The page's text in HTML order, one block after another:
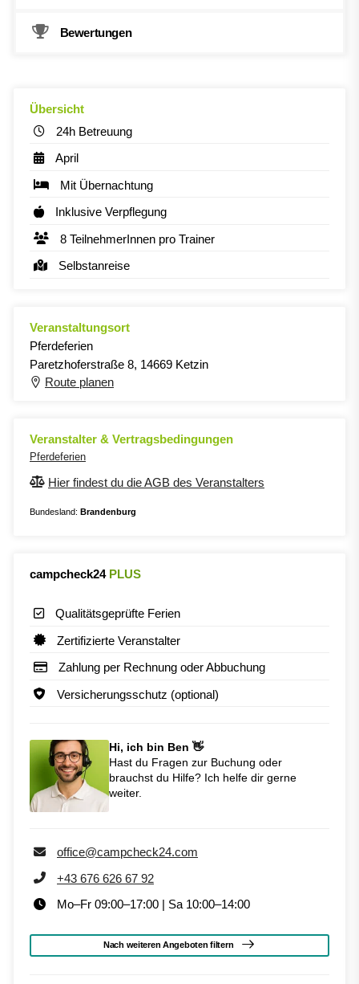
Bewertungen
Übersicht
24h Betreuung
April
Mit Übernachtung
Inklusive Verpflegung
8 TeilnehmerInnen pro Trainer
Selbstanreise
Veranstaltungsort
Pferdeferien
Paretzhoferstraße 8, 14669 Ketzin
Route planen
Veranstalter & Vertragsbedingungen
Pferdeferien
Hier findest du die AGB des Veranstalters
Bundesland: Brandenburg
campcheck24 PLUS
Qualitätsgeprüfte Ferien
Zertifizierte Veranstalter
Zahlung per Rechnung oder Abbuchung
Versicherungsschutz (optional)
Hi, ich bin Ben 👋
Hast du Fragen zur Buchung oder
brauchst du Hilfe? Ich helfe dir gerne
weiter.
office@campcheck24.com
+43 676 626 67 92
Mo–Fr 09:00–17:00 | Sa 10:00–14:00
Nach weiteren Angeboten filtern